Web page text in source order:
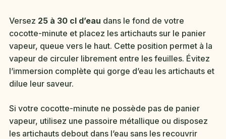
Versez 25 à 30 cl d’eau dans le fond de votre
cocotte-minute et placez les artichauts sur le panier
vapeur, queue vers le haut. Cette position permet à la
vapeur de circuler librement entre les feuilles. Évitez
l’immersion complète qui gorge d’eau les artichauts et
dilue leur saveur.
Si votre cocotte-minute ne possède pas de panier
vapeur, utilisez une passoire métallique ou disposez
les artichauts debout dans l’eau sans les recouvrir